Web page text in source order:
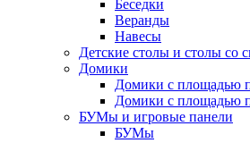
Беседки
Веранды
Навесы
Детские столы и столы со
Домики
Домики с площадью
Домики с площадью
БУМы и игровые панели
БУМы